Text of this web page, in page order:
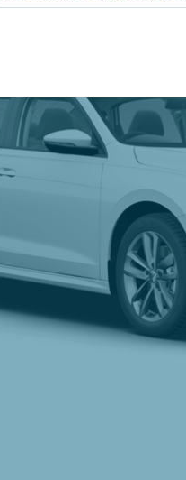
door uw gebruikersinterface-